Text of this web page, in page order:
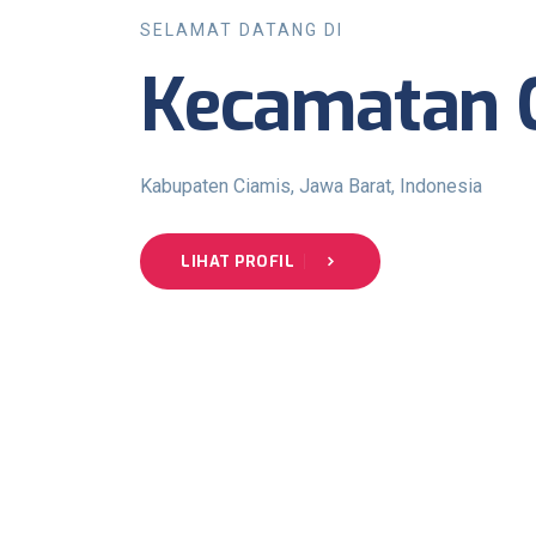
SELAMAT DATANG DI
Kecamatan
Kabupaten Ciamis, Jawa Barat, Indonesia
LIHAT PROFIL